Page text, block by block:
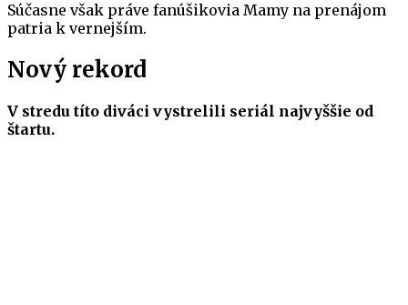
Súčasne však práve fanúšikovia Mamy na prenájom
patria k vernejším.
Nový rekord
V stredu títo diváci vystrelili seriál najvyššie od
štartu.